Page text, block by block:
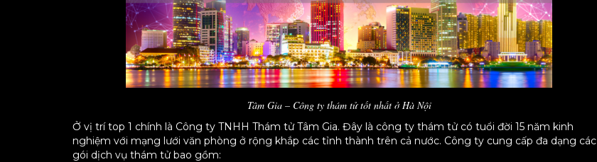
Tâm Gia – Công ty thám tử tốt nhất ở Hà Nội
Ở vị trí top 1 chính là Công ty TNHH Thám tử Tâm Gia. Đây là công ty thám tử có tuổi đời 15 năm kinh
nghiệm với mạng lưới văn phòng ở rộng khắp các tỉnh thành trên cả nước. Công ty cung cấp đa dạng các
gói dịch vụ thám tử bao gồm: